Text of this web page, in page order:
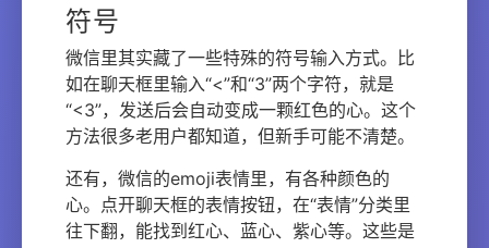
符号
微信里其实藏了一些特殊的符号输入方式。比
如在聊天框里输入“<”和“3”两个字符，就是
“<3”，发送后会自动变成一颗红色的心。这个
方法很多老用户都知道，但新手可能不清楚。
还有，微信的emoji表情里，有各种颜色的
心。点开聊天框的表情按钮，在“表情”分类里
往下翻，能找到红心、蓝心、紫心等。这些是